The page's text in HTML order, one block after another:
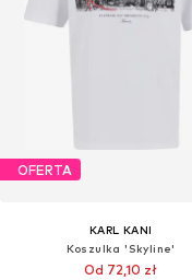
OFERTA
KARL KANI
Koszulka 'Skyline'
Od 72,10 zł